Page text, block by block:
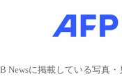
Newsに掲載している写真